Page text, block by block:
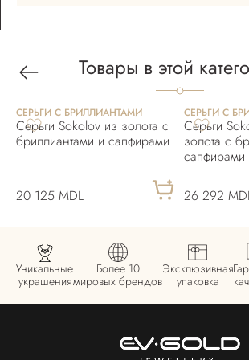
Товары в этой
СЕРЬГИ С БРИЛЛИАНТАМИ
Серьги Sokolov из золота с
бриллиантами и сапфирами
20 125 MDL
СЕРЬГИ С
Серьги
золота с
сапфирами
26 292
Уникальные
украшения
Более 10
мировых брендов
Эксклюзивная
упаковка